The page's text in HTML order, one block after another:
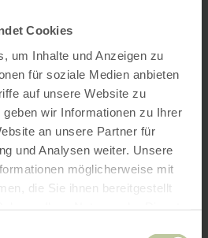
Cookies
um Inhalte und Anzeigen zu
für soziale Medien anbieten
auf unsere Website zu
wir Informationen zu Ihrer
an unsere Partner für
und Analysen weiter. Unsere
möglicherweise mit
die Sie ihnen bereitgestellt